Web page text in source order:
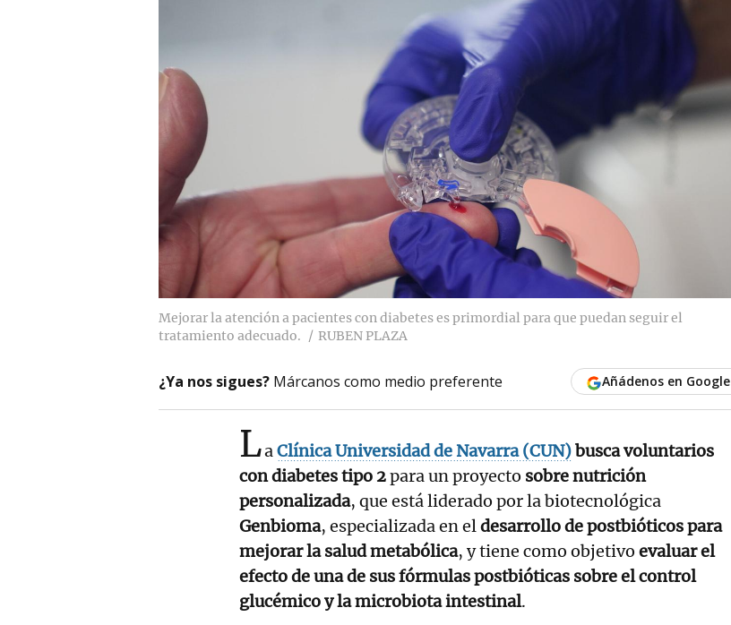
Mejorar la atención a pacientes con diabetes es primordial para que puedan seguir el
tratamiento adecuado.
RUBEN PLAZA
¿Ya nos sigues? Márcanos como medio preferente Añádenos en Google
LaClínica Universidad de Navarra (CUN)busca voluntarios
con diabetes tipo 2para un proyecto sobre nutrición
personalizada, que está liderado por la biotecnológica
Genbioma, especializada en eldesarrollo de postbióticos para
mejorar la salud metabólica, y tiene como objetivo evaluar el
efecto de una de sus fórmulas postbióticas sobre el control
glucémico y la microbiota intestinal.